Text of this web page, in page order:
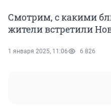
Смотрим, с какими
жители встретили
1 января 2025, 11:06 6 826